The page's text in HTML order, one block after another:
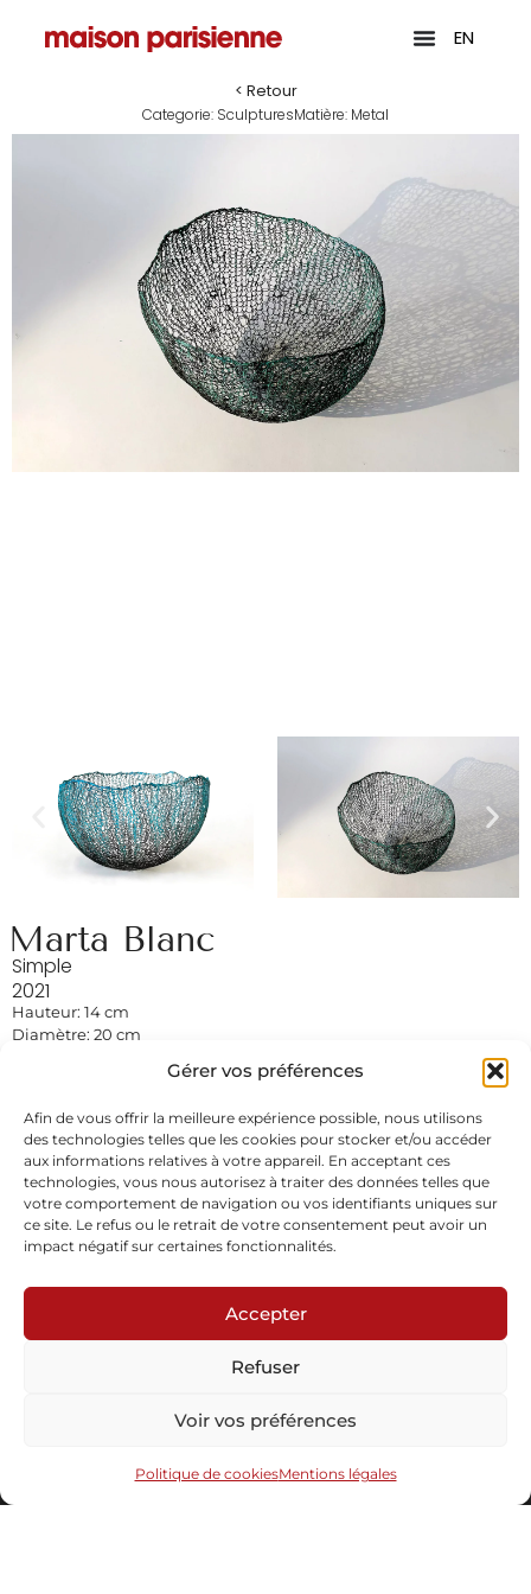
Gérer vos préférences
Afin de vous offrir la meilleure expérience possible, nous utilisons
des technologies telles que les cookies pour stocker et/ou accéder
aux informations relatives à votre appareil. En acceptant ces
technologies, vous nous autorisez à traiter des données telles que
votre comportement de navigation ou vos identifiants uniques sur
ce site. Le refus ou le retrait de votre consentement peut avoir un
impact négatif sur certaines fonctionnalités.
Accepter
Refuser
Voir vos préférences
Politique de cookiesMentions légales
EN
< Retour
Categorie: SculpturesMatière: Metal
Marta Blanc
Simple
2021
Hauteur: 14 cm
Diamètre: 20 cm
Demande d'informations
Abonnez-vous à notre newsletter